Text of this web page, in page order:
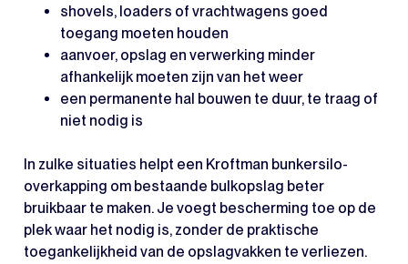
shovels, loaders of vrachtwagens goed
toegang moeten houden
aanvoer, opslag en verwerking minder
afhankelijk moeten zijn van het weer
een permanente hal bouwen te duur, te traag of
niet nodig is
In zulke situaties helpt een Kroftman bunkersilo-
overkapping om bestaande bulkopslag beter
bruikbaar te maken. Je voegt bescherming toe op de
plek waar het nodig is, zonder de praktische
toegankelijkheid van de opslagvakken te verliezen.